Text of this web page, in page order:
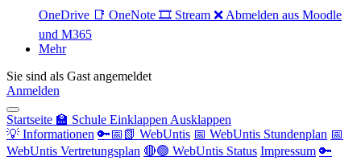
OneDrive 📑 OneNote 🎞 Stream ❌ Abmelden aus Moodle
und M365
Mehr
Sie sind als Gast angemeldet
Anmelden
Startseite 🏫 Schule Einklappen Ausklappen
💡 Informationen 🔑📅📗 WebUntis 📅 WebUntis Stundenplan 📅
WebUntis Vertretungsplan 🔴🟢 WebUntis Status Impressum 🔑